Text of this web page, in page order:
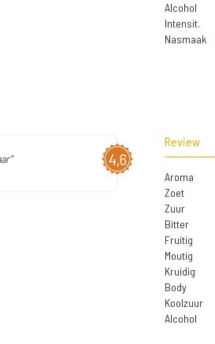
Alcohol
Intensit.
Nasmaak
4,6
Review
Aroma
Zoet
Zuur
Bitter
Fruitig
Moutig
Kruidig
Body
Koolzuur
Alcohol